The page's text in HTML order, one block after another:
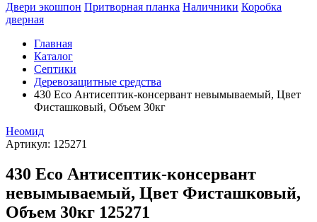
Двери экошпон Притворная планка Наличники Коробка
дверная
Главная
Каталог
Септики
Деревозащитные средства
430 Eco Антисептик-консервант невымываемый, Цвет
Фисташковый, Объем 30кг
Неомид
Артикул: 125271
430 Eco Антисептик-консервант
невымываемый, Цвет Фисташковый,
Объем 30кг 125271